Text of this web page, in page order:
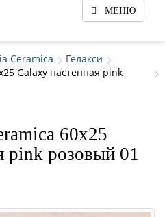
МЕНЮ
Ceramica
Гелакси
Galaxy настенная pink
60x25
pink розовый 01